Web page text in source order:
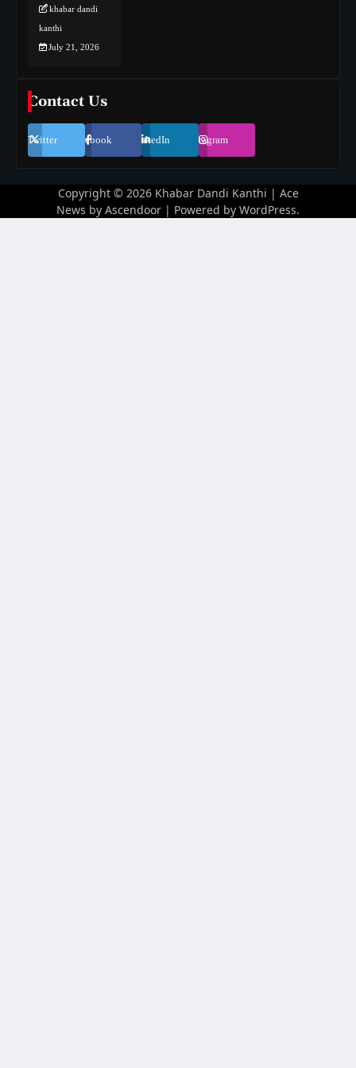
khabar dandi
kanthi
July 21, 2026
Contact Us
Twitter Facebook LinkedIn Instagram
Copyright © 2026 Khabar Dandi Kanthi | Ace
News by Ascendoor | Powered by WordPress.